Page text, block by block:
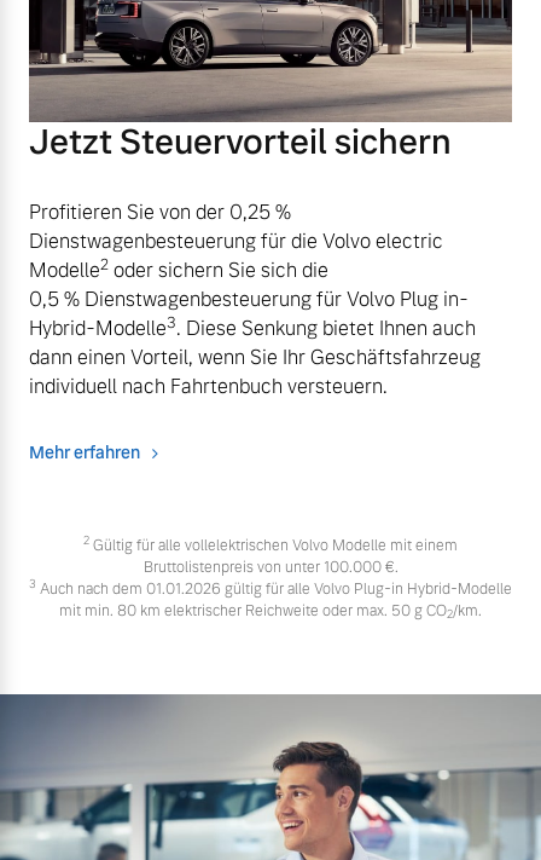
Jetzt Steuervorteil sichern
Profitieren Sie von der 0,25 %
Dienstwagenbesteuerung für die Volvo electric
Modelle2 oder sichern Sie sich die
0,5 % Dienstwagenbesteuerung für Volvo Plug in-
Hybrid-Modelle3. Diese Senkung bietet Ihnen auch
dann einen Vorteil, wenn Sie Ihr Geschäftsfahrzeug
individuell nach Fahrtenbuch versteuern.
Mehr erfahren
2 Gültig für alle vollelektrischen Volvo Modelle mit einem
Bruttolistenpreis von unter 100.000 €.
3 Auch nach dem 01.01.2026 gültig für alle Volvo Plug-in Hybrid-Modelle
mit min. 80 km elektrischer Reichweite oder max. 50 g CO2/km.